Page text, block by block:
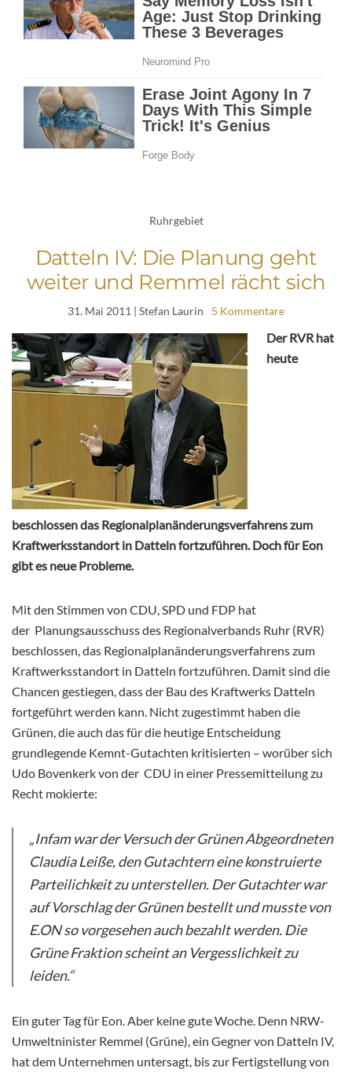
Ruhrgebiet
Datteln IV: Die Planung geht
weiter und Remmel rächt sich
31. Mai 2011 | Stefan Laurin 5 Kommentare
Der RVR hat
heute
beschlossen das Regionalplanänderungsverfahrens zum
Kraftwerksstandort in Datteln fortzuführen. Doch für Eon
gibt es neue Probleme.
Mit den Stimmen von CDU, SPD und FDP hat
der Planungsausschuss des Regionalverbands Ruhr (RVR)
beschlossen, das Regionalplanänderungsverfahrens zum
Kraftwerksstandort in Datteln fortzuführen. Damit sind die
Chancen gestiegen, dass der Bau des Kraftwerks Datteln
fortgeführt werden kann. Nicht zugestimmt haben die
Grünen, die auch das für die heutige Entscheidung
grundlegende Kemnt-Gutachten kritisierten – worüber sich
Udo Bovenkerk von der CDU in einer Pressemitteilung zu
Recht mokierte:
„Infam war der Versuch der Grünen Abgeordneten
Claudia Leiße, den Gutachtern eine konstruierte
Parteilichkeit zu unterstellen. Der Gutachter war
auf Vorschlag der Grünen bestellt und musste von
E.ON so vorgesehen auch bezahlt werden. Die
Grüne Fraktion scheint an Vergesslichkeit zu
leiden.“
Ein guter Tag für Eon. Aber keine gute Woche. Denn NRW-
Umweltninister Remmel (Grüne), ein Gegner von Datteln IV,
hat dem Unternehmen untersagt, bis zur Fertigstellung von